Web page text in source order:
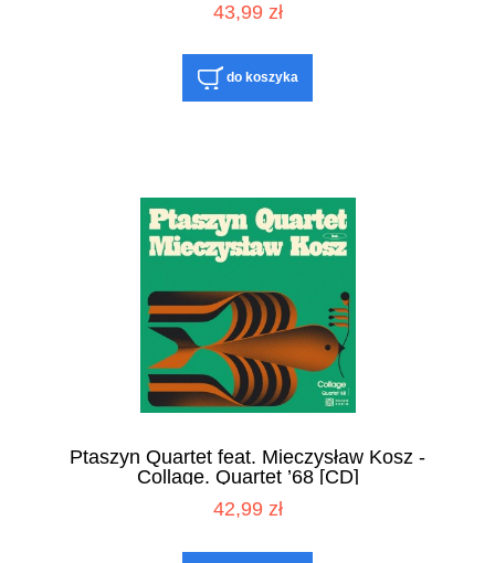
43,99 zł
do koszyka
Ptaszyn Quartet feat. Mieczysław Kosz -
Collage. Quartet ’68 [CD]
42,99 zł